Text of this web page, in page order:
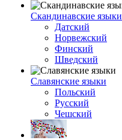
Скандинавские языки
Датский
Норвежский
Финский
Шведский
Славянские языки
Польский
Русский
Чешский